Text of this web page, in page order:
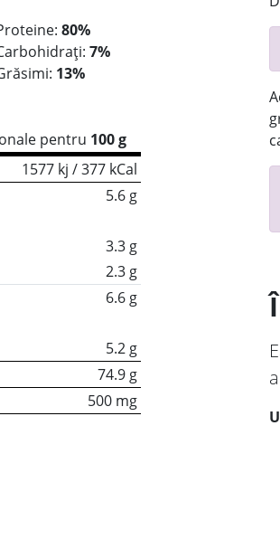
80%
7%
13%
pentru 100 g
1577 kj / 377 kCal
5.6 g
3.3 g
2.3 g
6.6 g
5.2 g
74.9 g
500 mg